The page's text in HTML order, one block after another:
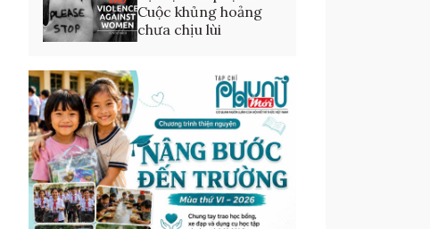
Cuộc khủng hoảng
chưa chịu lùi